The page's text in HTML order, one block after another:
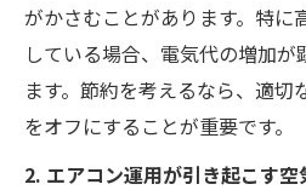
がかさむことがあります。特に
している場合、電気代の増加が
ます。節約を考えるなら、適切
をオフにすることが重要です。
2. エアコン運用が引き起こす空